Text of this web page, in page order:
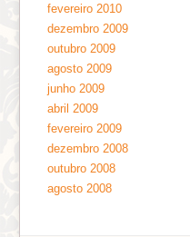
fevereiro 2010
dezembro 2009
outubro 2009
agosto 2009
junho 2009
abril 2009
fevereiro 2009
dezembro 2008
outubro 2008
agosto 2008